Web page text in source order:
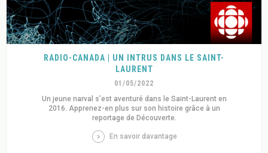
RADIO-CANADA | UN INTRUS DANS LE SAINT-
LAURENT
01/05/2022
Un jeune narval s’est aventuré dans le Saint-Laurent en
2016. Apprenez-en plus sur son histoire grâce à un
reportage de Découverte.
En savoir davantage